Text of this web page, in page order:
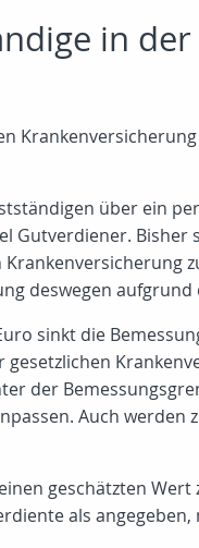
in
über ein
Gutverdiener.
deswegen
sinkt die
der
Auch werden
geschätzten
als